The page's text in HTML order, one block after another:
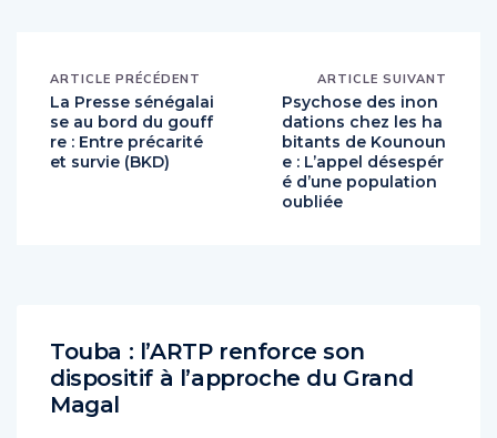
ARTICLE PRÉCÉDENT
La Presse sénégalai
se au bord du gouff
re : Entre précarité
et survie (BKD)
ARTICLE SUIVANT
Psychose des inon
dations chez les ha
bitants de Kounoun
e : L’appel désespér
é d’une population
oubliée
Touba : l’ARTP renforce son
dispositif à l’approche du Grand
Magal